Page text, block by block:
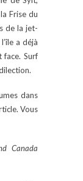
Frise du
de la jet-
a déjà
face. Surf
dans
Vous
Canada